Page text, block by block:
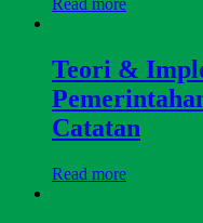
Read more
Teori &
Catatan
Read more